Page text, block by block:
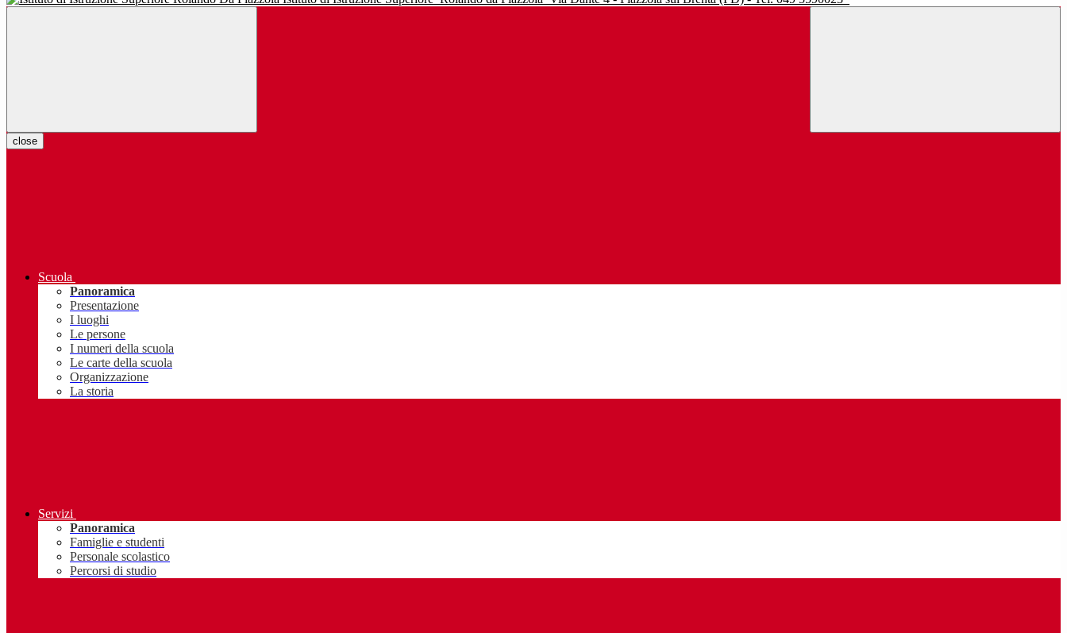
close
Scuola
Panoramica
Presentazione
I luoghi
Le persone
I numeri della scuola
Le carte della scuola
Organizzazione
La storia
Servizi
Panoramica
Famiglie e studenti
Personale scolastico
Percorsi di studio